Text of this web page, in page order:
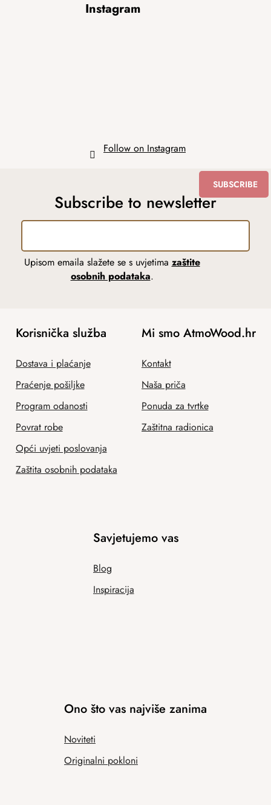
Instagram
Follow on Instagram
Subscribe to newsletter
Upisom emaila slažete se s uvjetima zaštite
osobnih podataka.
SUBSCRIBE
Korisnička služba
Dostava i plaćanje
Praćenje pošiljke
Program odanosti
Povrat robe
Opći uvjeti poslovanja
Zaštita osobnih podataka
Mi smo AtmoWood.hr
Kontakt
Naša priča
Ponuda za tvrtke
Zaštitna radionica
Savjetujemo vas
Blog
Inspiracija
Ono što vas najviše zanima
Noviteti
Originalni pokloni